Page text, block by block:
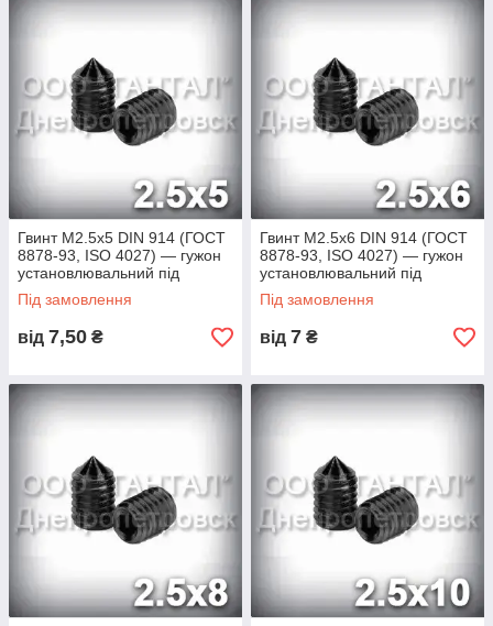
Гвинт М2.5х5 DIN 914 (ГОСТ
8878-93, ISO 4027) — гужон
установлювальний під
шестигранний ключ
Під замовлення
від 7,50 ₴
Гвинт М2.5х6 DIN 914 (ГОСТ
8878-93, ISO 4027) — гужон
установлювальний під
шестигранний ключ
Під замовлення
від 7 ₴